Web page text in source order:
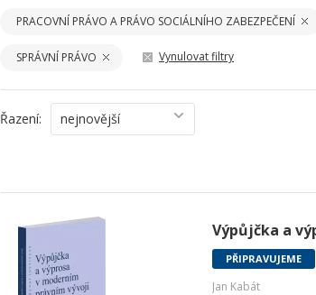
PRACOVNÍ PRÁVO A PRÁVO SOCIÁLNÍHO ZABEZPEČENÍ
SPRÁVNÍ PRÁVO Vynulovat filtry
Řazení: nejnovější
Výpůjčka a
PŘIPRAVUJEME
Jan Kabát